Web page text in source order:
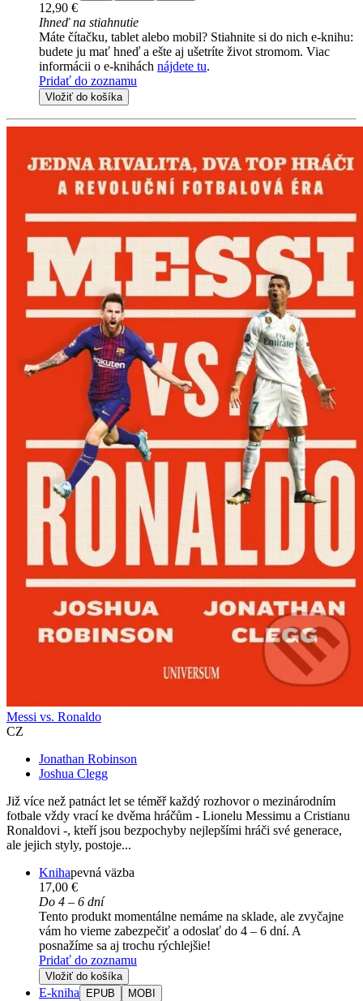
12,90 €
Ihneď na stiahnutie
Máte čítačku, tablet alebo mobil? Stiahnite si do nich e-knihu:
budete ju mať hneď a ešte aj ušetríte život stromom. Viac
informácii o e-knihách nájdete tu.
Pridať do zoznamu
Vložiť do košíka
Messi vs. Ronaldo
CZ
Jonathan Robinson
Joshua Clegg
Již více než patnáct let se téměř každý rozhovor o mezinárodním
fotbale vždy vrací ke dvěma hráčům - Lionelu Messimu a Cristianu
Ronaldovi -, kteří jsou bezpochyby nejlepšími hráči své generace,
ale jejich styly, postoje...
Knihapevná väzba
17,00 €
Do 4 – 6 dní
Tento produkt momentálne nemáme na sklade, ale zvyčajne
vám ho vieme zabezpečiť a odoslať do 4 – 6 dní. A
posnažíme sa aj trochu rýchlejšie!
Pridať do zoznamu
Vložiť do košíka
E-kniha EPUB MOBI